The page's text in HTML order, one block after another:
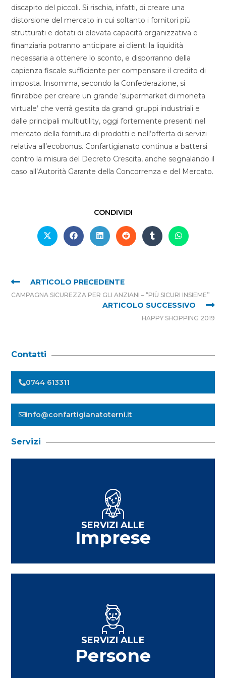
discapito del piccoli. Si rischia, infatti, di creare una
distorsione del mercato in cui soltanto i fornitori più
strutturati e dotati di elevata capacità organizzativa e
finanziaria potranno anticipare ai clienti la liquidità
necessaria a ottenere lo sconto, e disporranno della
capienza fiscale sufficiente per compensare il credito di
imposta. Insomma, secondo la Confederazione, si
finirebbe per creare un grande ‘supermarket di moneta
virtuale’ che verrà gestita da grandi gruppi industriali e
dalle principali multiutility, oggi fortemente presenti nel
mercato della fornitura di prodotti e nell’offerta di servizi
relativa all’ecobonus. Confartigianato continua a battersi
contro la misura del Decreto Crescita, anche segnalando il
caso all’Autorità Garante della Concorrenza e del Mercato.
CONDIVIDI
ARTICOLO PRECEDENTE
CAMPAGNA SICUREZZA PER GLI ANZIANI – “PIÙ SICURI INSIEME”
ARTICOLO SUCCESSIVO
HAPPY SHOPPING 2019
Contatti
0744 613311
info@confartigianatoterni.it
Servizi
SERVIZI ALLE
Imprese
SERVIZI ALLE
Persone